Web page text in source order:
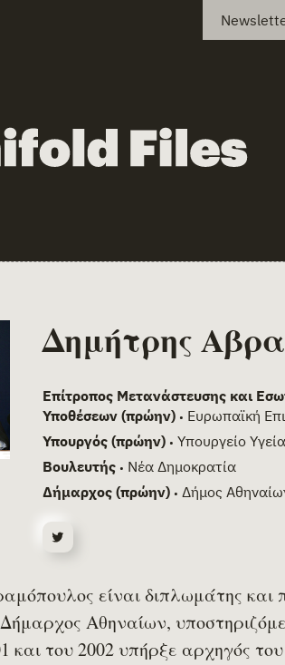
Δημήτρης
Επίτροπος Μετανάστευσης και
Υποθέσεων (πρώην) • Ευρωπαϊκή
Υπουργός (πρώην) • Υπουργείο
Βουλευτής • Νέα Δημοκρατία
Δήμαρχος (πρώην) • Δήμος
είναι διπλωμάτης και
Αθηναίων,
του 2002 υπήρξε αρχηγός του